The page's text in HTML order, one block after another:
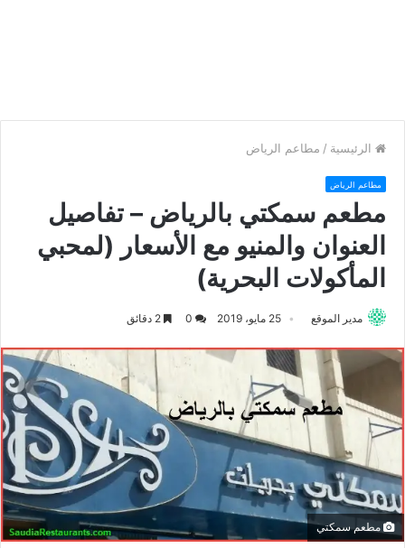
الرئيسية / مطاعم الرياض
مطاعم الرياض
مطعم سمكتي بالرياض – تفاصيل
العنوان والمنيو مع الأسعار (لمحبي
المأكولات البحرية)
مدير الموقع 25 مايو، 2019
مطعم سمكتي